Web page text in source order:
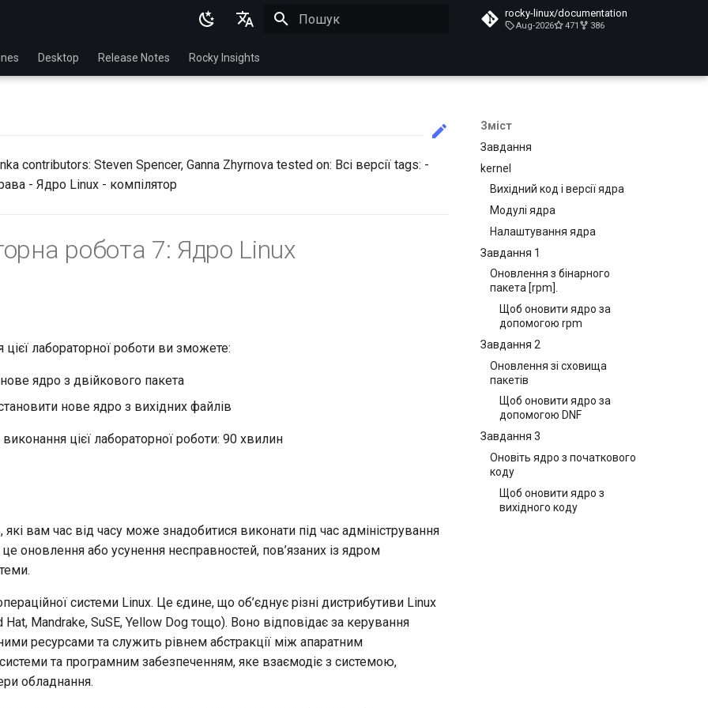
English
Español
한국어
rocky-linux/documentation
Aug-2026 471 386
Desktop Release Notes Rocky Insights
Зміст
Завдання
kernel
Вихідний код і версії ядра
Модулі ядра
Налаштування ядра
Завдання 1
Оновлення з бінарного
пакета [rpm].
Щоб оновити ядро за
допомогою rpm
Завдання 2
Оновлення зі сховища
пакетів
Щоб оновити ядро за
допомогою DNF
Завдання 3
Оновіть ядро з початкового
коду
Щоб оновити ядро з
вихідного коду
contributors: Steven Spencer, Ganna Zhyrnova tested on: Всі версії tags: -
- Ядро Linux - компілятор
робота 7: Ядро Linux
цієї лабораторної роботи ви зможете:
ядро з двійкового пакета
нове ядро з вихідних файлів
цієї лабораторної роботи: 90 хвилин
які вам час від часу може знадобитися виконати під час адміністрування
оновлення або усунення несправностей, пов’язаних із ядром
системи Linux. Це єдине, що об’єднує різні дистрибутиви Linux
Hat, Mandrake, SuSE, Yellow Dog тощо). Воно відповідає за керування
ресурсами та служить рівнем абстракції між апаратним
та програмним забезпеченням, яке взаємодіє з системою,
обладнання.